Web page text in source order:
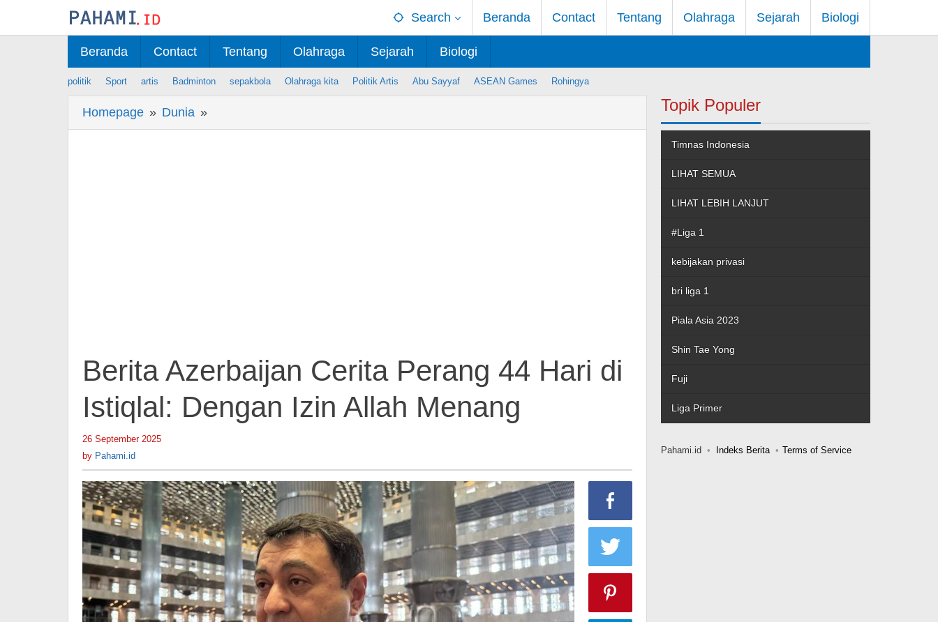
Search Beranda Contact Tentang Olahraga Sejarah Biologi
Beranda Contact Tentang Olahraga Sejarah Biologi
politik Sport artis Badminton sepakbola Olahraga kita Politik Artis Abu Sayyaf ASEAN Games Rohingya
Homepage » Dunia »
Azerbaijan
Berita Azerbaijan Cerita Perang 44 Hari di
Istiqlal: Dengan Izin Allah Menang
26 September 2025
by Pahami.id
Topik Populer
Timnas Indonesia
LIHAT SEMUA
LIHAT LEBIH LANJUT
#Liga 1
kebijakan privasi
bri liga 1
Piala Asia 2023
Shin Tae Yong
Fuji
Liga Primer
Pahami.id Indeks Berita Terms of Service